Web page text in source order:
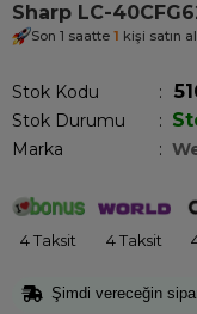
Sharp LC-
Son 1 saatte 1 kişi satın
Stok Kodu
Stok Durumu :
Marka :
4 Taksit 4 Taksit
Şimdi vereceğin